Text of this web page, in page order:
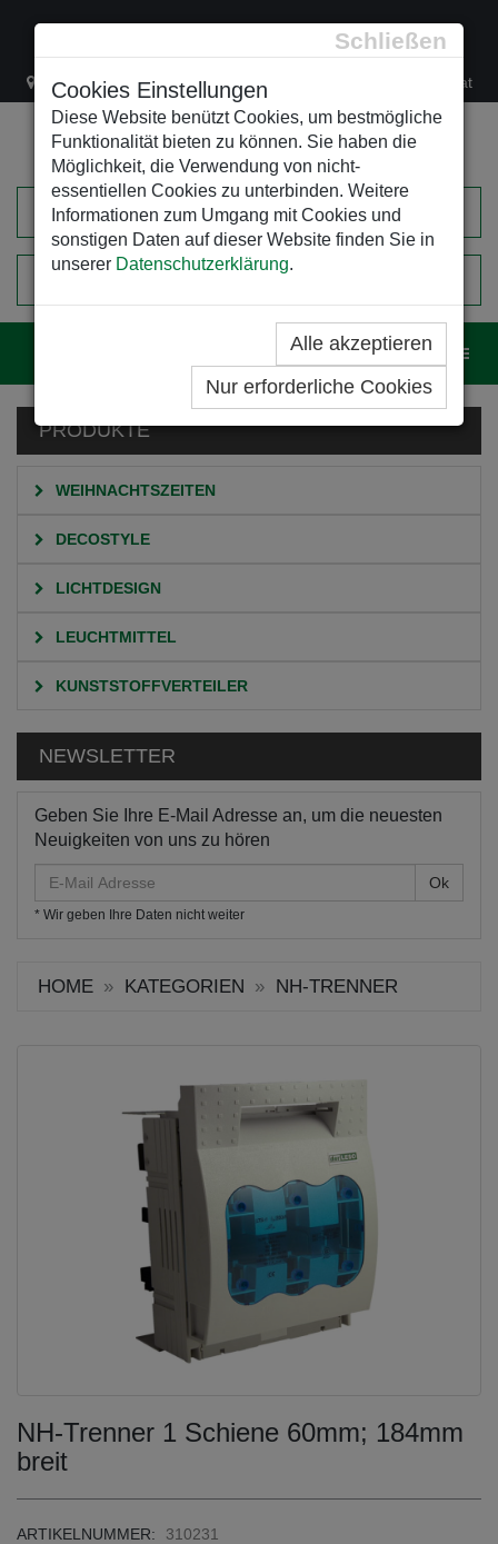
Schließen
Cookies Einstellungen
Diese Website benützt Cookies, um bestmögliche
Funktionalität bieten zu können. Sie haben die
Möglichkeit, die Verwendung von nicht-
essentiellen Cookies zu unterbinden. Weitere
Informationen zum Umgang mit Cookies und
sonstigen Daten auf dieser Website finden Sie in
unserer Datenschutzerklärung.
Alle akzeptieren
Nur erforderliche Cookies
Lacknergasse 78 +43/1/470 37 00 office@leso.at
EINKAUFSWAGEN
PRODUKTE
WEIHNACHTSZEITEN
DECOSTYLE
LICHTDESIGN
LEUCHTMITTEL
KUNSTSTOFFVERTEILER
NEWSLETTER
Geben Sie Ihre E-Mail Adresse an, um die neuesten
Neuigkeiten von uns zu hören
Mail
Adresse
* Wir geben Ihre Daten nicht weiter
HOME KATEGORIEN NH-TRENNER
NH-Trenner 1 Schiene 60mm; 184mm
breit
ARTIKELNUMMER: 310231